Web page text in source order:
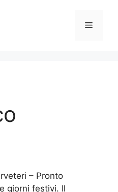
Menu
– Pronto
giorni festivi. Il